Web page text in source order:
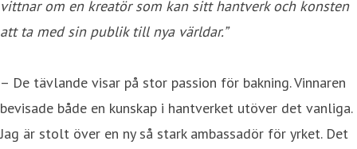
vittnar om en kreatör som kan sitt hantverk och konsten
att ta med sin publik till nya världar.”
– De tävlande visar på stor passion för bakning. Vinnaren
bevisade både en kunskap i hantverket utöver det vanliga.
Jag är stolt över en ny så stark ambassadör för yrket. Det